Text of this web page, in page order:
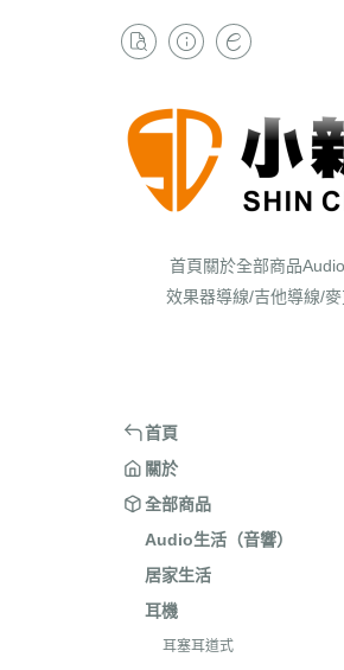
首頁關於全部商品
效果器導線/吉他導線/
首頁
關於
全部商品
Audio生活（音響）
居家生活
耳機
耳塞耳道式